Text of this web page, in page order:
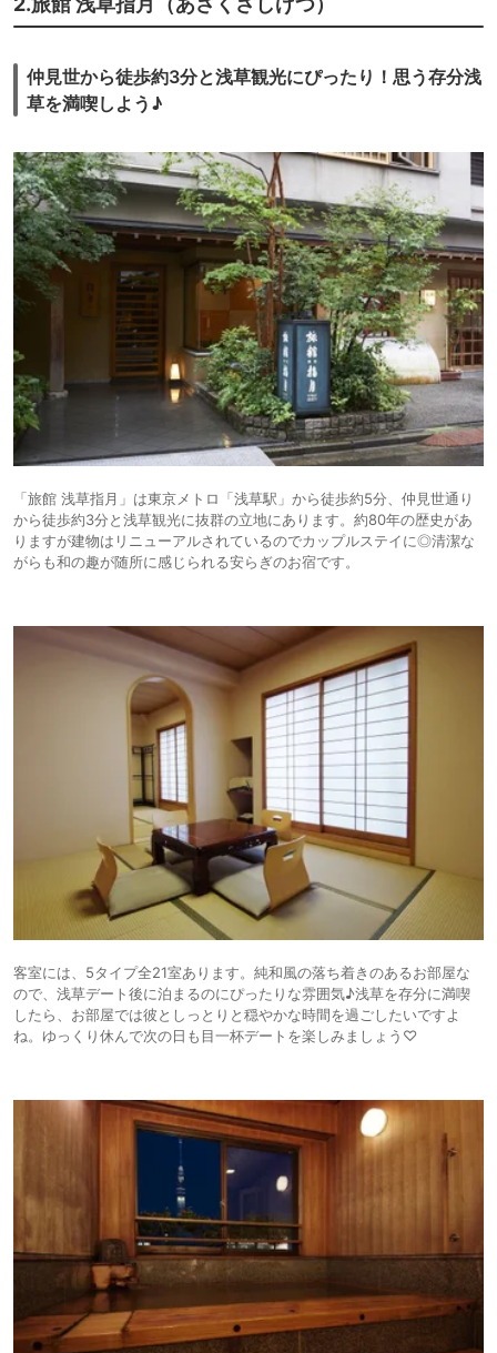
仲見世から徒歩約3分と浅草観光にぴったり！思う存分浅
草を満喫しよう♪
「旅館 浅草指月」は東京メトロ「浅草駅」から徒歩約5分、仲見世通り
から徒歩約3分と浅草観光に抜群の立地にあります。約80年の歴史があ
りますが建物はリニューアルされているのでカップルステイに◎清潔な
がらも和の趣が随所に感じられる安らぎのお宿です。
客室には、5タイプ全21室あります。純和風の落ち着きのあるお部屋な
ので、浅草デート後に泊まるのにぴったりな雰囲気♪浅草を存分に満喫
したら、お部屋では彼としっとりと穏やかな時間を過ごしたいですよ
ね。ゆっくり休んで次の日も目一杯デートを楽しみましょう♡